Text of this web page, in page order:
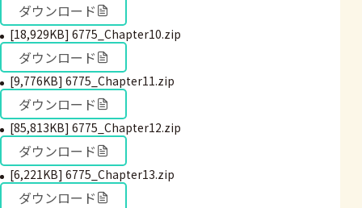
ダウンロード
[18,929KB] 6775_Chapter10.zip
ダウンロード
[9,776KB] 6775_Chapter11.zip
ダウンロード
[85,813KB] 6775_Chapter12.zip
ダウンロード
[6,221KB] 6775_Chapter13.zip
ダウンロード